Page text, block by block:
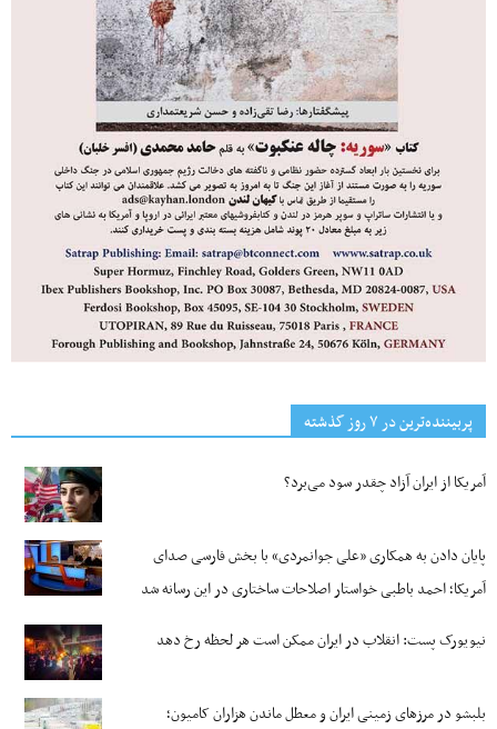
پربیننده‌ترین‌ در ۷ روز گذشته
آمریکا از ایران آزاد چقدر سود می‌برد؟
پایان دادن به همکاری «علی جوانمردی» با بخش فارسی صدای
آمریکا؛ احمد باطبی خواستار اصلاحات ساختاری در این رسانه شد
نیویورک پست: انقلاب در ایران ممکن است هر لحظه رخ دهد
بلبشو در مرزهای زمینی ایران و معطل ماندن هزاران کامیون؛